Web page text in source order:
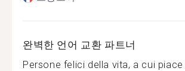
완벽한 언어 교환 파트너
Persone felici della vita, a cui